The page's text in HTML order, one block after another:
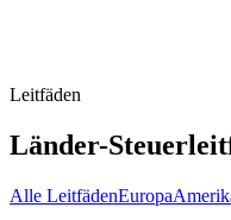
Leitfäden
Länder-
Alle LeitfädenEuropa